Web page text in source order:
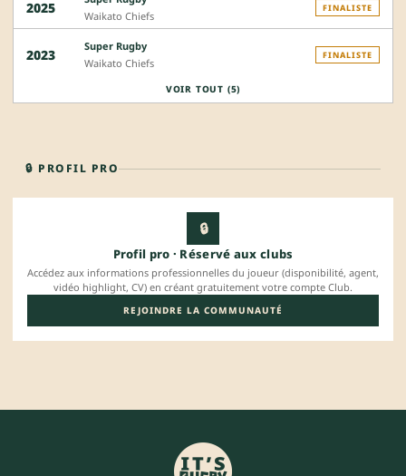
2025
Waikato Chiefs
FINALISTE
2023
Super Rugby
Waikato Chiefs
FINALISTE
VOIR TOUT (5)
🔒 PROFIL PRO
🔒
Profil pro · Réservé aux clubs
Accédez aux informations professionnelles du joueur (disponibilité, agent,
vidéo highlight, CV) en créant gratuitement votre compte Club.
REJOINDRE LA COMMUNAUTÉ